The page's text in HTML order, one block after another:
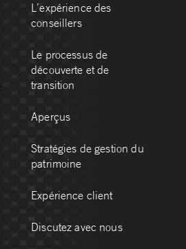
L’expérience des
conseillers
Le processus de
découverte et de
transition
Aperçus
Stratégies de gestion du
patrimoine
Expérience client
Discutez avec nous